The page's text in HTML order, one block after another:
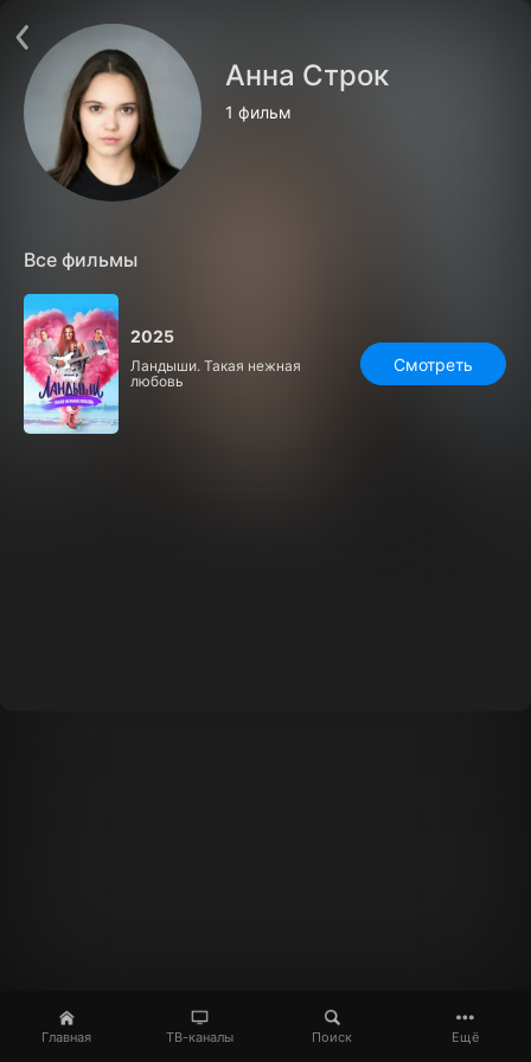
Главная ТВ-каналы Поиск Ещё
Анна Строк
1 фильм
Все фильмы
2025
Ландыши. Такая нежная
любовь
Смотреть
О сервисе
Пользовательское соглашение
Политика конфиденциальности
Для партнёров
Открыть приложение
Установить на ТВ
Бесплатные каналы